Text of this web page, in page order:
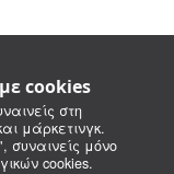
cookies
στη
μάρκετινγκ.
συναινείς μόνο
cookies.